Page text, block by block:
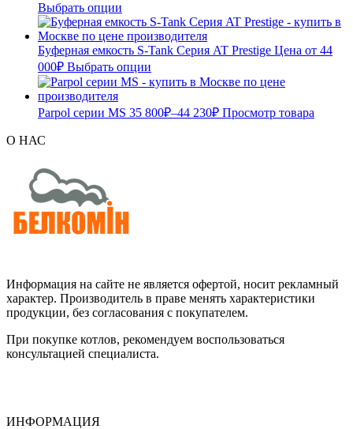
Выбрать опции
Буферная емкость S-Tank Серия AT Prestige Цена от 44
000₽ Выбрать опции
Parpol серии МS 35 800₽–44 230₽ Просмотр товара
О НАС
Информация на сайте не является офертой, носит рекламный
характер. Производитель в праве менять характеристики
продукции, без согласования с покупателем.
При покупке котлов, рекомендуем воспользоваться
консультацией специалиста.
ИНФОРМАЦИЯ